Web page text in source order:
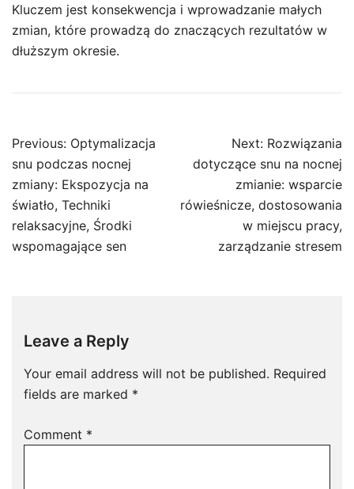
Kluczem jest konsekwencja i wprowadzanie małych
zmian, które prowadzą do znaczących rezultatów w
dłuższym okresie.
Post
navigation
Previous: Optymalizacja
snu podczas nocnej
zmiany: Ekspozycja na
światło, Techniki
relaksacyjne, Środki
wspomagające sen
Next: Rozwiązania
dotyczące snu na nocnej
zmianie: wsparcie
rówieśnicze, dostosowania
w miejscu pracy,
zarządzanie stresem
Leave a Reply
Your email address will not be published. Required
fields are marked *
Comment *